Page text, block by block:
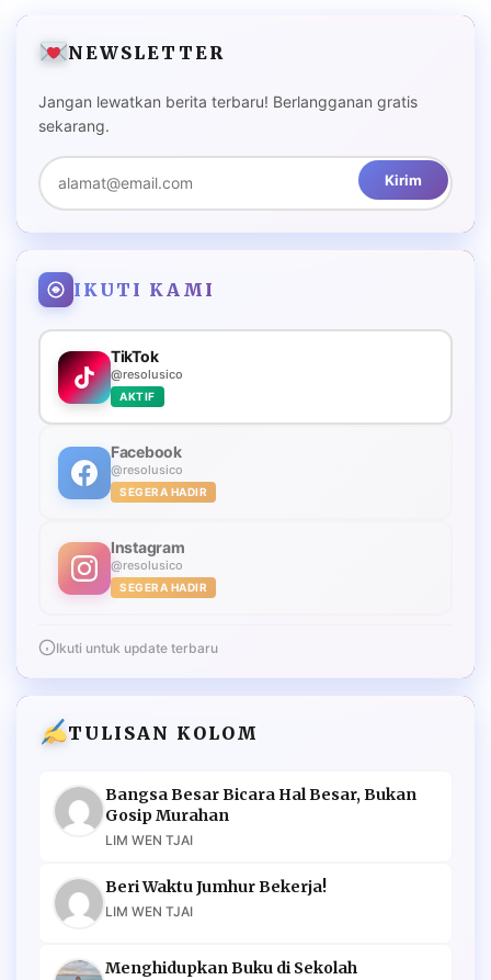
NEWSLETTER
Jangan lewatkan berita terbaru! Berlangganan gratis
sekarang.
Kirim
IKUTI KAMI
TikTok
@resolusico
AKTIF
Facebook
@resolusico
SEGERA HADIR
Instagram
@resolusico
SEGERA HADIR
Ikuti untuk update terbaru
TULISAN KOLOM
Bangsa Besar Bicara Hal Besar, Bukan
Gosip Murahan
LIM WEN TJAI
Beri Waktu Jumhur Bekerja!
LIM WEN TJAI
Menghidupkan Buku di Sekolah